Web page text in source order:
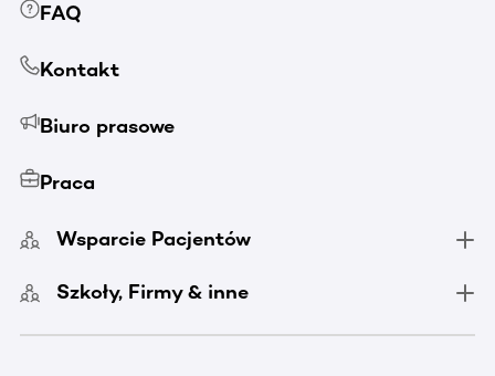
FAQ
Kontakt
Biuro prasowe
Praca
Wsparcie Pacjentów
Szkoły, Firmy & inne